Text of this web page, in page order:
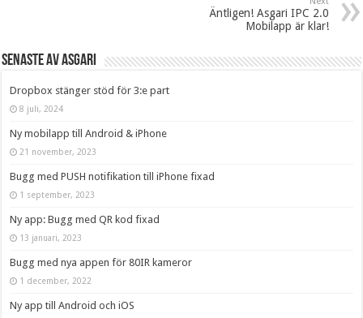
Äntligen! Asgari IPC 2.0
Mobilapp är klar!
Senaste av Asgari
Dropbox stänger stöd för 3:e part
8 juli, 2024
Ny mobilapp till Android & iPhone
21 november, 2023
Bugg med PUSH notifikation till iPhone fixad
1 september, 2023
Ny app: Bugg med QR kod fixad
13 januari, 2023
Bugg med nya appen för 80IR kameror
1 december, 2022
Ny app till Android och iOS